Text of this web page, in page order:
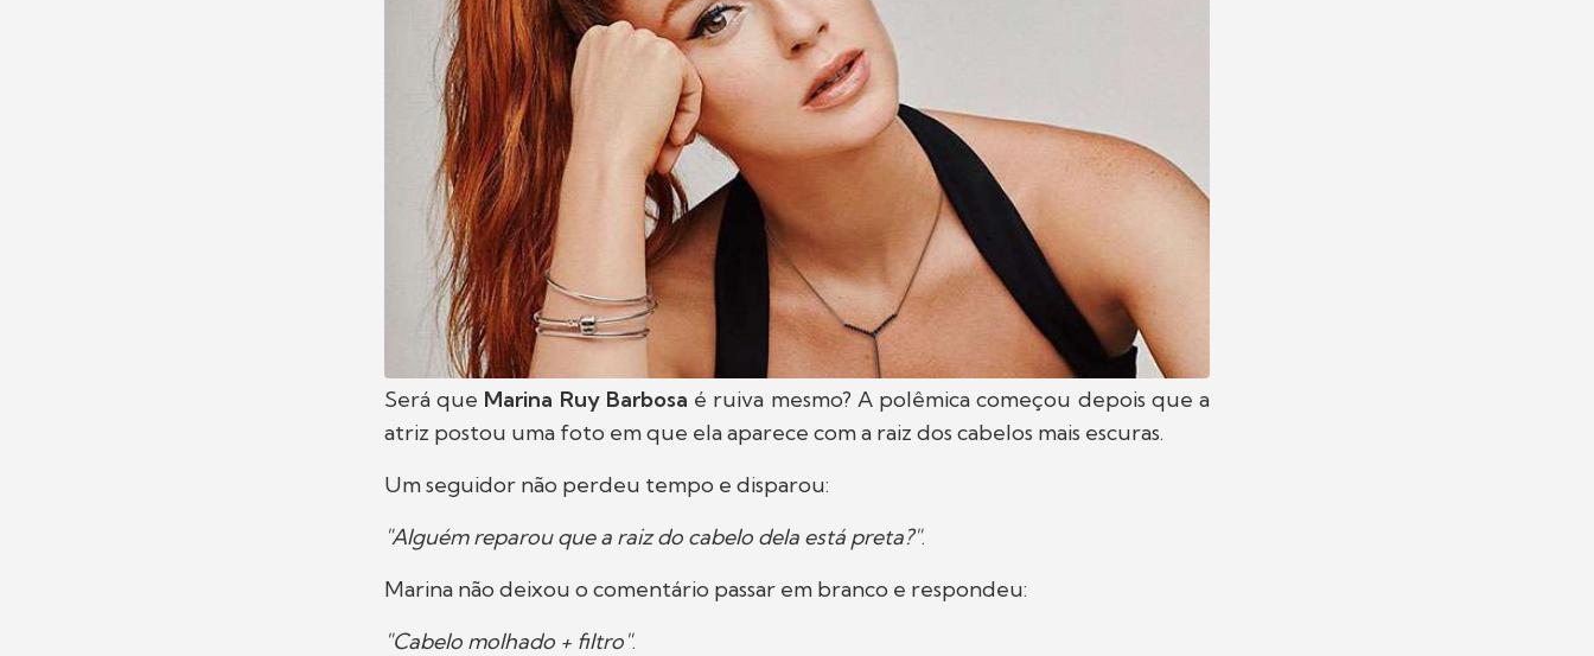
Será que Marina Ruy Barbosa é ruiva mesmo? A polêmica começou depois que a
atriz postou uma foto em que ela aparece com a raiz dos cabelos mais escuras.
Um seguidor não perdeu tempo e disparou:
"Alguém reparou que a raiz do cabelo dela está preta?".
Marina não deixou o comentário passar em branco e respondeu:
"Cabelo molhado + filtro".